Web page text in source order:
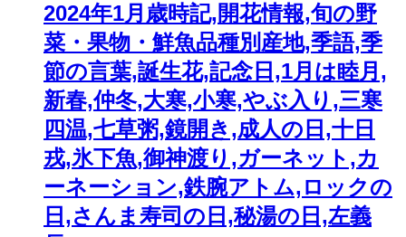
2024年1月歳時記,開花情報,旬の野
菜・果物・鮮魚品種別産地,季語,季
節の言葉,誕生花,記念日,1月は睦月,
新春,仲冬,大寒,小寒,やぶ入り,三寒
四温,七草粥,鏡開き,成人の日,十日
戎,氷下魚,御神渡り,ガーネット,カ
ーネーション,鉄腕アトム,ロックの
日,さんま寿司の日,秘湯の日,左義